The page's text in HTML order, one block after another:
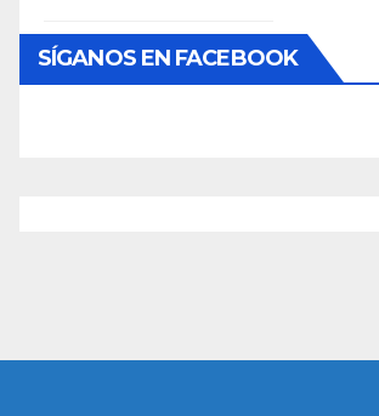
SÍGANOS EN FACEBOOK